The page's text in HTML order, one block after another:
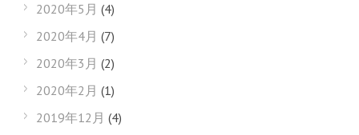
2020年5月 (4)
2020年4月 (7)
2020年3月 (2)
2020年2月 (1)
2019年12月 (4)